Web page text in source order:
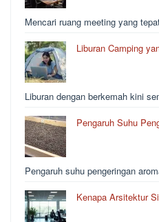
Mencari ruang meeting yang
Liburan Camping
Liburan dengan berkemah kini
Pengaruh Suhu
Pengaruh suhu pengeringan
Kenapa Arsitektur